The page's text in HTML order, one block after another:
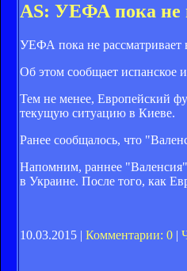
AS: УЕФА пока не
УЕФА пока не рассматривает
Об этом сообщает испанское
Тем не менее, Европейский
текущую ситуацию в Киеве.
Ранее сообщалось, что
Напомним, раннее "Валенсия"
в Украине. После того, как
10.03.2015 | Комментарии: 0 |